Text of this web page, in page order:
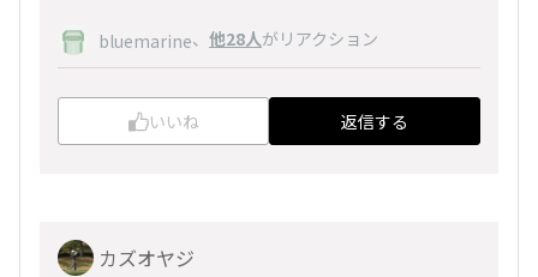
bluemarine、 他28人がリアクション
いいね 返信する
カズオヤジ